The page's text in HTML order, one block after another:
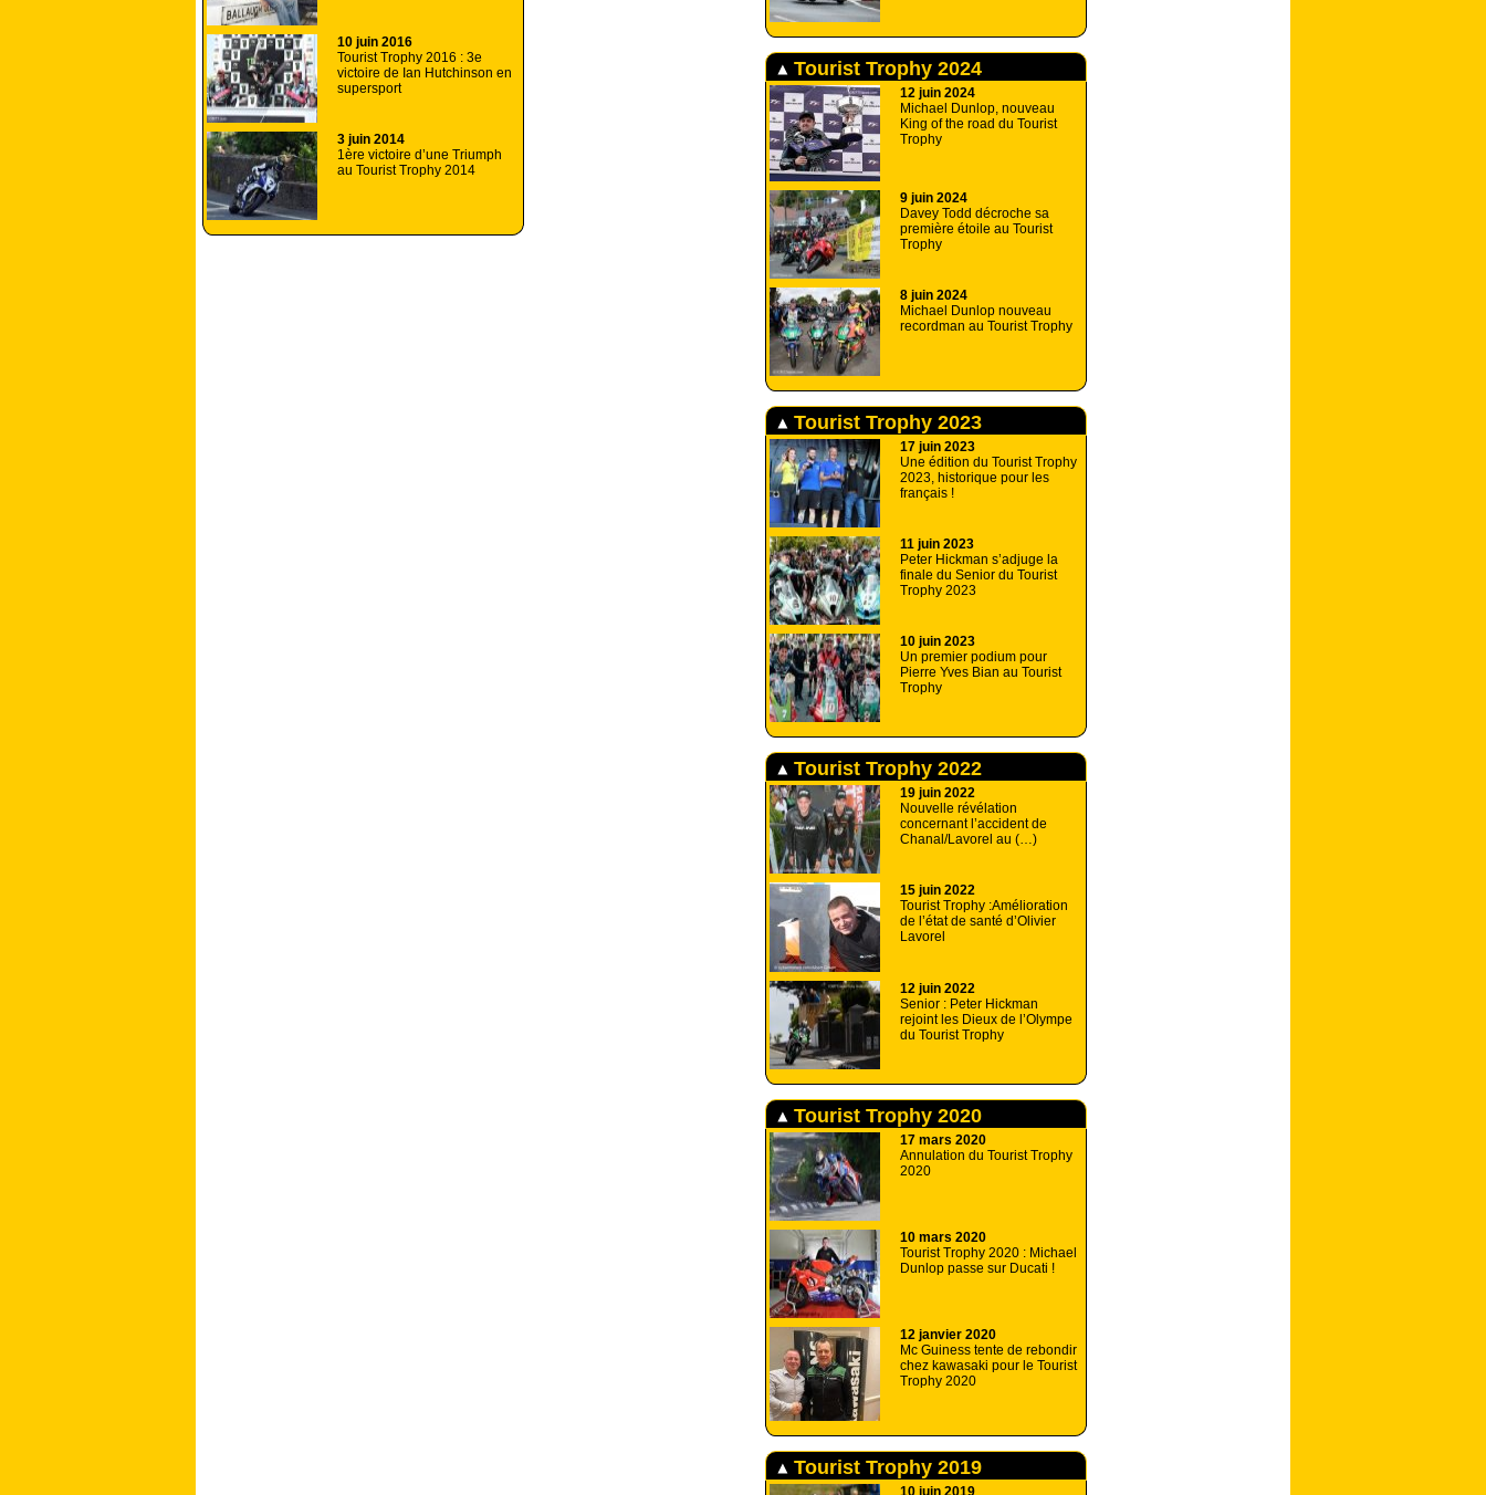
10 juin 2016
Tourist Trophy 2016 : 3e
victoire de Ian Hutchinson en
supersport
3 juin 2014
1ère victoire d’une Triumph
au Tourist Trophy 2014
Tourist Trophy 2024
12 juin 2024
Michael Dunlop, nouveau
King of the road du Tourist
Trophy
9 juin 2024
Davey Todd décroche sa
première étoile au Tourist
Trophy
8 juin 2024
Michael Dunlop nouveau
recordman au Tourist Trophy
Tourist Trophy 2023
17 juin 2023
Une édition du Tourist Trophy
2023, historique pour les
français !
11 juin 2023
Peter Hickman s’adjuge la
finale du Senior du Tourist
Trophy 2023
10 juin 2023
Un premier podium pour
Pierre Yves Bian au Tourist
Trophy
Tourist Trophy 2022
19 juin 2022
Nouvelle révélation
concernant l’accident de
Chanal/Lavorel au (…)
15 juin 2022
Tourist Trophy :Amélioration
de l’état de santé d’Olivier
Lavorel
12 juin 2022
Senior : Peter Hickman
rejoint les Dieux de l’Olympe
du Tourist Trophy
Tourist Trophy 2020
17 mars 2020
Annulation du Tourist Trophy
2020
10 mars 2020
Tourist Trophy 2020 : Michael
Dunlop passe sur Ducati !
12 janvier 2020
Mc Guiness tente de rebondir
chez kawasaki pour le Tourist
Trophy 2020
Tourist Trophy 2019
10 juin 2019